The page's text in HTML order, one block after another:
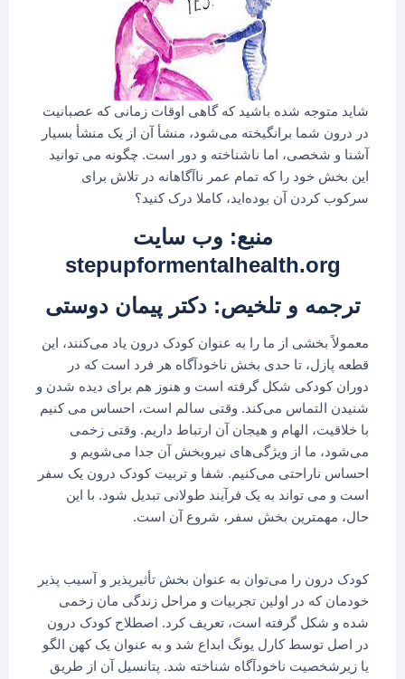
شاید متوجه شده باشید که گاهی اوقات زمانی که عصبانیت
در درون شما برانگیخته می‌شود، منشأ آن از یک منشأ بسیار
آشنا و شخصی، اما ناشناخته و دور است. چگونه می توانید
این بخش خود را که تمام عمر ناآگاهانه در تلاش برای
سرکوب کردن آن بوده‌اید، کاملا درک کنید؟
منبع: وب سایت
stepupformentalhealth.org
ترجمه و تلخیص: دکتر پیمان دوستی
معمولاً بخشی از ما را به عنوان کودک درون یاد می‌کنند، این
قطعه پازل، تا حدی بخش ناخودآگاه هر فرد است که در
دوران کودکی شکل گرفته است و هنوز هم برای دیده شدن و
شنیدن التماس می‌کند. وقتی سالم است، احساس می کنیم
با خلاقیت، الهام و هیجان آن ارتباط داریم. وقتی زخمی
می‌شود، ما از ویژگی‌های نیروبخش آن جدا می‌شویم و
احساس ناراحتی می‌کنیم. شفا و تربیت کودک درون یک سفر
است و می تواند به یک فرآیند طولانی تبدیل شود. با این
حال، مهمترین بخش سفر، شروع آن است.
کودک درون را می‌توان به عنوان بخش تأثیرپذیر و آسیب پذیر
خودمان که در اولین تجربیات و مراحل زندگی مان زخمی
شده و شکل گرفته است، تعریف کرد. اصطلاح کودک درون
در اصل توسط کارل یونگ ابداع شد و به عنوان یک کهن الگو
یا زیرشخصیت ناخودآگاه شناخته شد. پتانسیل آن از طریق